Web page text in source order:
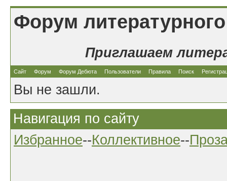
Форум
Приглашаем
Сайт Форум Форум Дебюта Пользователи Правила Поиск
Вы не зашли.
Навигация по сайту
Избранное--Коллективное--